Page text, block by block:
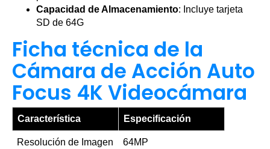
Capacidad de Almacenamiento: Incluye tarjeta
SD de 64G
Ficha técnica de la
Cámara de Acción Auto
Focus 4K Videocámara
Característica Especificación
Resolución de Imagen 64MP